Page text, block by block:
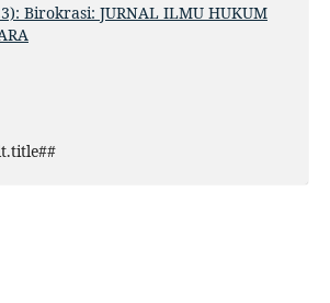
Birokrasi: JURNAL ILMU HUKUM